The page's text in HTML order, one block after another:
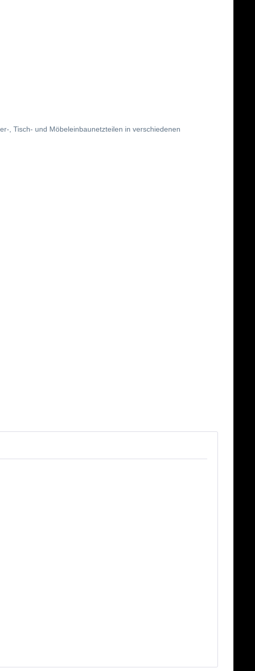
, Tisch- und Möbeleinbaunetzteilen in verschiedenen